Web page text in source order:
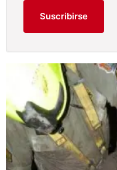
Suscribirse